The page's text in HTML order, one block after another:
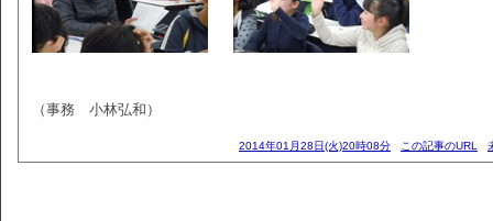
（事務 小林弘和）
2014年01月28日(火)20時08分 この記事のURL